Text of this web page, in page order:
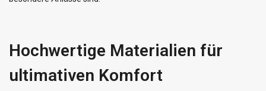
Hochwertige Materialien für
ultimativen Komfort